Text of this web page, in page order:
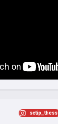
setip_thess